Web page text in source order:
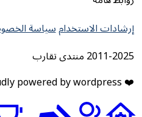
إرشادات الاستخدامسياسة
2011-2025 منتدى تقارب
❤️ proudly powered by wordpress